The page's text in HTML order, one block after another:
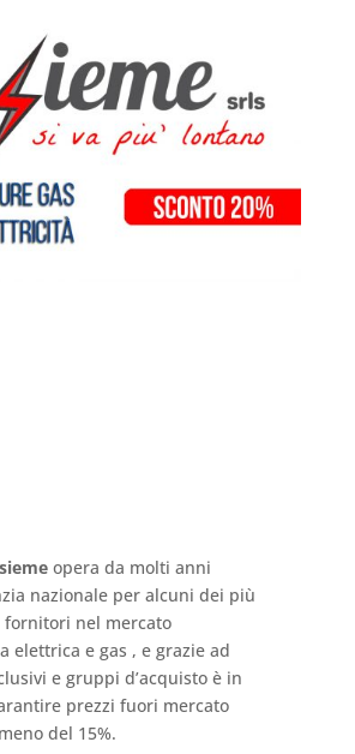
opera da molti anni
nazionale per alcuni dei più
nel mercato
elettrica e gas , e grazie ad
e gruppi d’acquisto è in
prezzi fuori mercato
del 15%.